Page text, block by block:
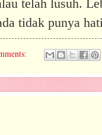
telah lusuh.
tidak punya